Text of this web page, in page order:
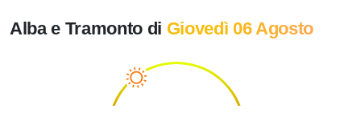
Alba e Tramonto di Giovedì 06 Agosto